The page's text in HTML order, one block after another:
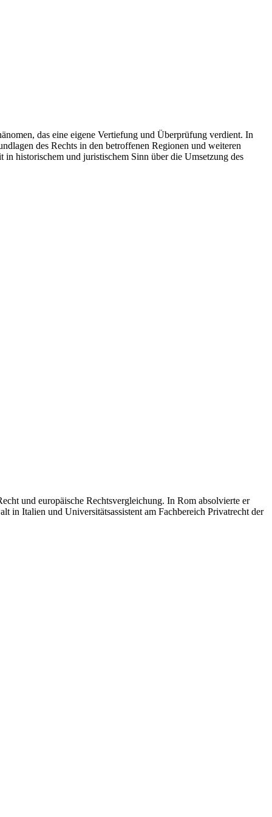
das eine eigene Vertiefung und Überprüfung verdient. In
des Rechts in den betroffenen Regionen und weiteren
historischem und juristischem Sinn über die Umsetzung des
und europäische Rechtsvergleichung. In Rom absolvierte er
in Italien und Universitätsassistent am Fachbereich Privatrecht der